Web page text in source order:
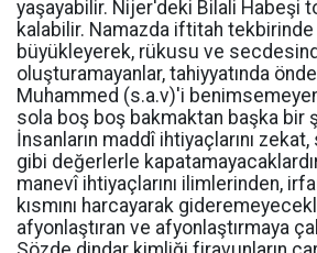
yaşayabilir. Nijer'deki Bilali Habeşi
kalabilir. Namazda iftitah tekbirinde
büyükleyerek, rükusu ve
oluşturamayanlar, tahiyyatında
Muhammed (s.a.v)'i
sola boş boş bakmaktan başka bir
İnsanların maddî ihtiyaçlarını
gibi değerlerle
manevî ihtiyaçlarını ilimlerinden,
kısmını harcayarak
afyonlaştıran ve afyonlaştırmaya